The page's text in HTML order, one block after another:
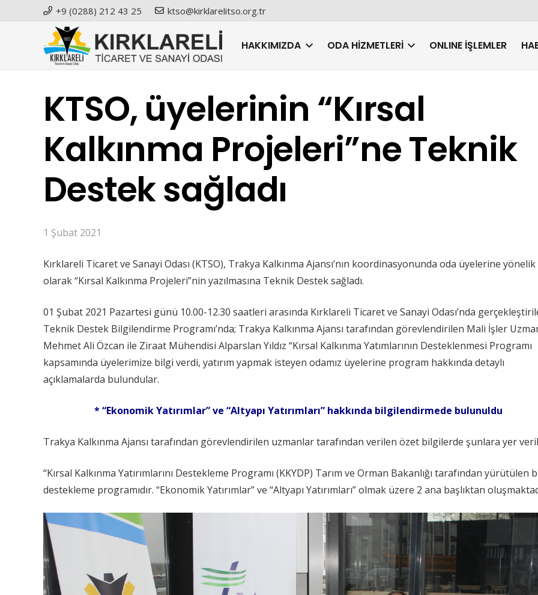
+9 (0288) 212 43 25 ktso@kirklarelitso.org.tr
HAKKIMIZDA ODA HIZMETLERI ONLINE İŞLEMLER
KTSO, üyelerinin “Kırsal
Kalkınma Projeleri”ne Teknik
Destek sağladı
1 Şubat 2021
Kırklareli Ticaret ve Sanayi Odası (KTSO), Trakya Kalkınma Ajansı’nın koordinasyonunda oda üyelerine yönelik
olarak “Kırsal Kalkınma Projeleri”nin yazılmasına Teknik Destek sağladı.
01 Şubat 2021 Pazartesi günü 10.00-12.30 saatleri arasında Kırklareli Ticaret ve Sanayi Odası’nda
Teknik Destek Bilgilendirme Programı’nda; Trakya Kalkınma Ajansı tarafından görevlendirilen Mali İşler
Mehmet Ali Özcan ile Ziraat Mühendisi Alparslan Yıldız “Kırsal Kalkınma Yatımlarının Desteklenmesi Programı
kapsamında üyelerimize bilgi verdi, yatırım yapmak isteyen odamız üyelerine program hakkında detaylı
açıklamalarda bulundular.
* “Ekonomik Yatırımlar” ve “Altyapı Yatırımları” hakkında bilgilendirmede bulunuldu
Trakya Kalkınma Ajansı tarafından görevlendirilen uzmanlar tarafından verilen özet bilgilerde şunlara yer
“Kırsal Kalkınma Yatırımlarını Destekleme Programı (KKYDP) Tarım ve Orman Bakanlığı tarafından yürütülen
destekleme programıdır. “Ekonomik Yatırımlar” ve “Altyapı Yatırımları” olmak üzere 2 ana başlıktan